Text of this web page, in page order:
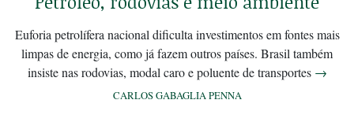
Euforia petrolífera nacional dificulta investimentos em fontes mais
limpas de energia, como já fazem outros países. Brasil também
insiste nas rodovias, modal caro e poluente de transportes →
CARLOS GABAGLIA PENNA